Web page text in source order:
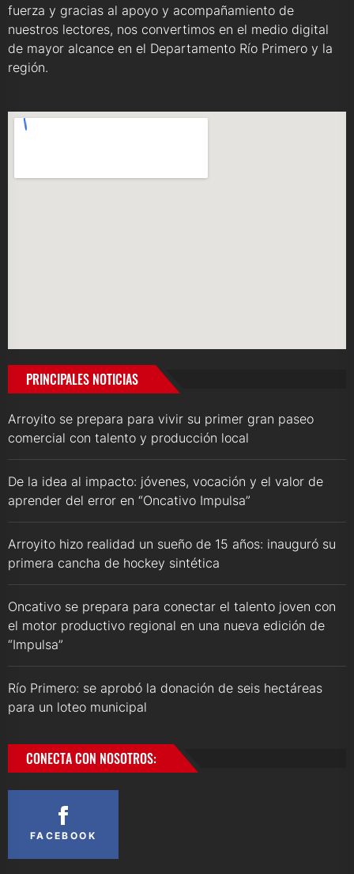
fuerza y gracias al apoyo y acompañamiento de
nuestros lectores, nos convertimos en el medio digital
de mayor alcance en el Departamento Río Primero y la
región.
PRINCIPALES NOTICIAS
Arroyito se prepara para vivir su primer gran paseo
comercial con talento y producción local
De la idea al impacto: jóvenes, vocación y el valor de
aprender del error en “Oncativo Impulsa”
Arroyito hizo realidad un sueño de 15 años: inauguró su
primera cancha de hockey sintética
Oncativo se prepara para conectar el talento joven con
el motor productivo regional en una nueva edición de
“Impulsa”
Río Primero: se aprobó la donación de seis hectáreas
para un loteo municipal
CONECTA CON NOSOTROS:
FACEBOOK